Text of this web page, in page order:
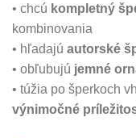
• chcú kompletný
kombinovania
• hľadajú autorské
• obľubujú jemné
• túžia po šperkoch
výnimočné